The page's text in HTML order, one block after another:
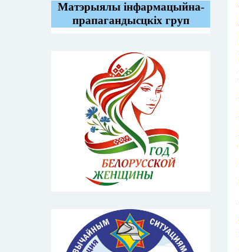
Матэрыялы інфармацыйна-
прапагандысцкіх груп